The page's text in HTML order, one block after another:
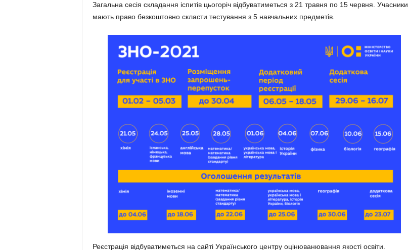
Загальна сесія складання іспитів цьогоріч відбуватиметься з 21 травня по 15 червня. Учасники
мають право безкоштовно скласти тестування з 5 навчальних предметів.
Реєстрація відбуватиметься на сайті Українського центру оцінюванювання якості освіти.